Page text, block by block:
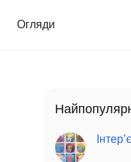
Огляди